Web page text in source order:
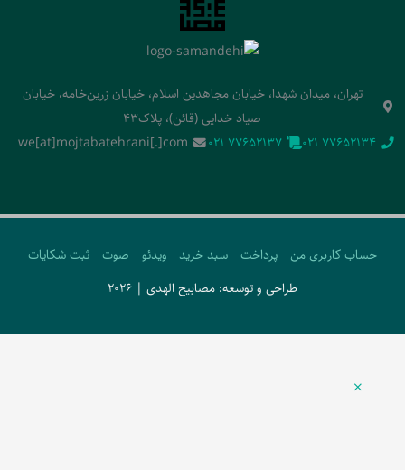
تهران، میدان شهدا، خیابان مجاهدین اسلام، خیابان زرین‌خامه، خیابان
صیاد خدایی (قائن)، پلاک43
‭021 77652134‬
‭021 77652137‬
we[at]mojtabatehrani[.]com
حساب کاربری من پرداخت سبد خرید ویدئو صوت
ثبت شکایات
طراحی و توسعه: مصابیح الهدی | 2026